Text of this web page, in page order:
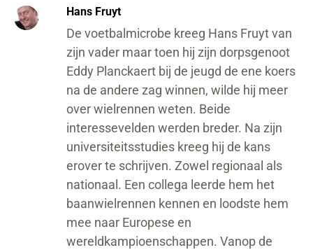
Hans Fruyt
De voetbalmicrobe kreeg Hans Fruyt van
zijn vader maar toen hij zijn dorpsgenoot
Eddy Planckaert bij de jeugd de ene koers
na de andere zag winnen, wilde hij meer
over wielrennen weten. Beide
interessevelden werden breder. Na zijn
universiteitsstudies kreeg hij de kans
erover te schrijven. Zowel regionaal als
nationaal. Een collega leerde hem het
baanwielrennen kennen en loodste hem
mee naar Europese en
wereldkampioenschappen. Vanop de